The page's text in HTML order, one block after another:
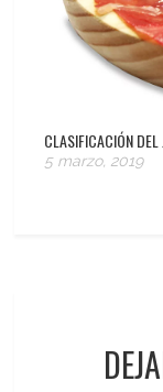
CLASIFICACIÓN
5 marzo, 2019